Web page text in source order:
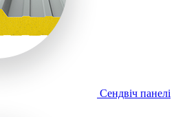
Сендвіч панелі